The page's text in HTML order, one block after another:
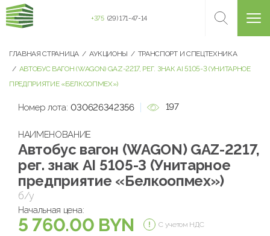
+375 (29) 171-47-14
ГЛАВНАЯ СТРАНИЦА АУКЦИОНЫ
ТРАНСПОРТ И СПЕЦТЕХНИКА
АВТОБУС ВАГОН (WAGON) GAZ-2217, РЕГ. ЗНАК AI 5105-3 (УНИТАРНОЕ
ПРЕДПРИЯТИЕ «БЕЛКООПМЕХ»)
Номер лота: 030626342356 197
НАИМЕНОВАНИЕ
Автобус вагон (WAGON) GAZ-2217,
рег. знак AI 5105-3 (Унитарное
предприятие «Белкоопмех»)
б/у
Начальная цена:
5 760.00 BYN С учетом НДС